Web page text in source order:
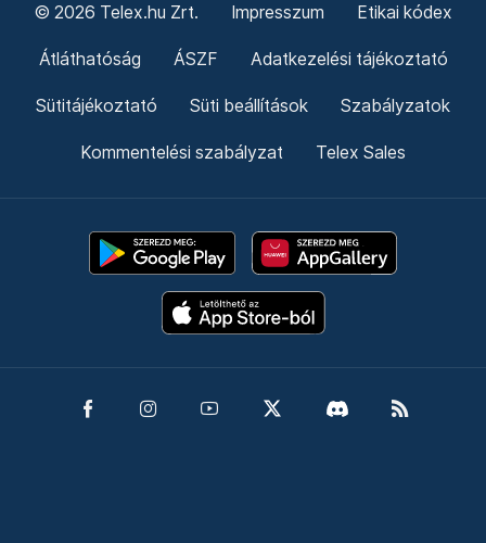
© 2026 Telex.hu Zrt. Impresszum Etikai kódex
Átláthatóság ÁSZF Adatkezelési tájékoztató
Sütitájékoztató Süti beállítások Szabályzatok
Kommentelési szabályzat Telex Sales